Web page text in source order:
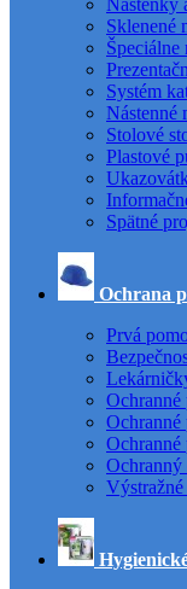
Nástenky
Sklenené
Špeciálne
Systém
Nástenné
Stolové
Plastové
Spätné
Ochrana
Prvá
Ochranné
Ochranný
Výstražné